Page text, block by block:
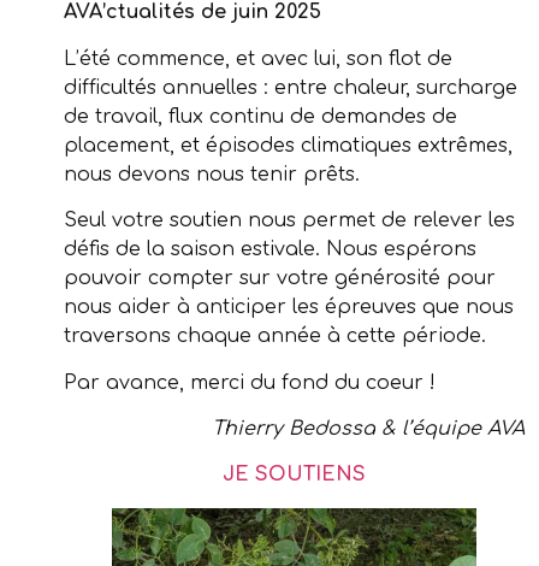
AVA’ctualités de juin 2025
L’été commence, et avec lui, son flot de
difficultés annuelles : entre chaleur, surcharge
de travail, flux continu de demandes de
placement, et épisodes climatiques extrêmes,
nous devons nous tenir prêts.
Seul votre soutien nous permet de relever les
défis de la saison estivale. Nous espérons
pouvoir compter sur votre générosité pour
nous aider à anticiper les épreuves que nous
traversons chaque année à cette période.
Par avance, merci du fond du coeur !
Thierry Bedossa & l’équipe AVA
JE SOUTIENS